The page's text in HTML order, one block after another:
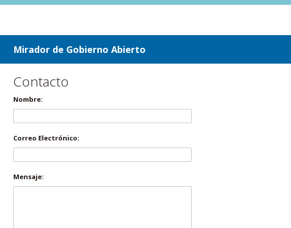
ir a contenido
ir al menú
Mirador de Gobierno Abierto
Contacto
Nombre:
Correo Electrónico:
Mensaje: